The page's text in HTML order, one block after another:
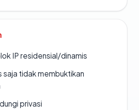
IP residensial/dinamis
saja tidak membuktikan
privasi